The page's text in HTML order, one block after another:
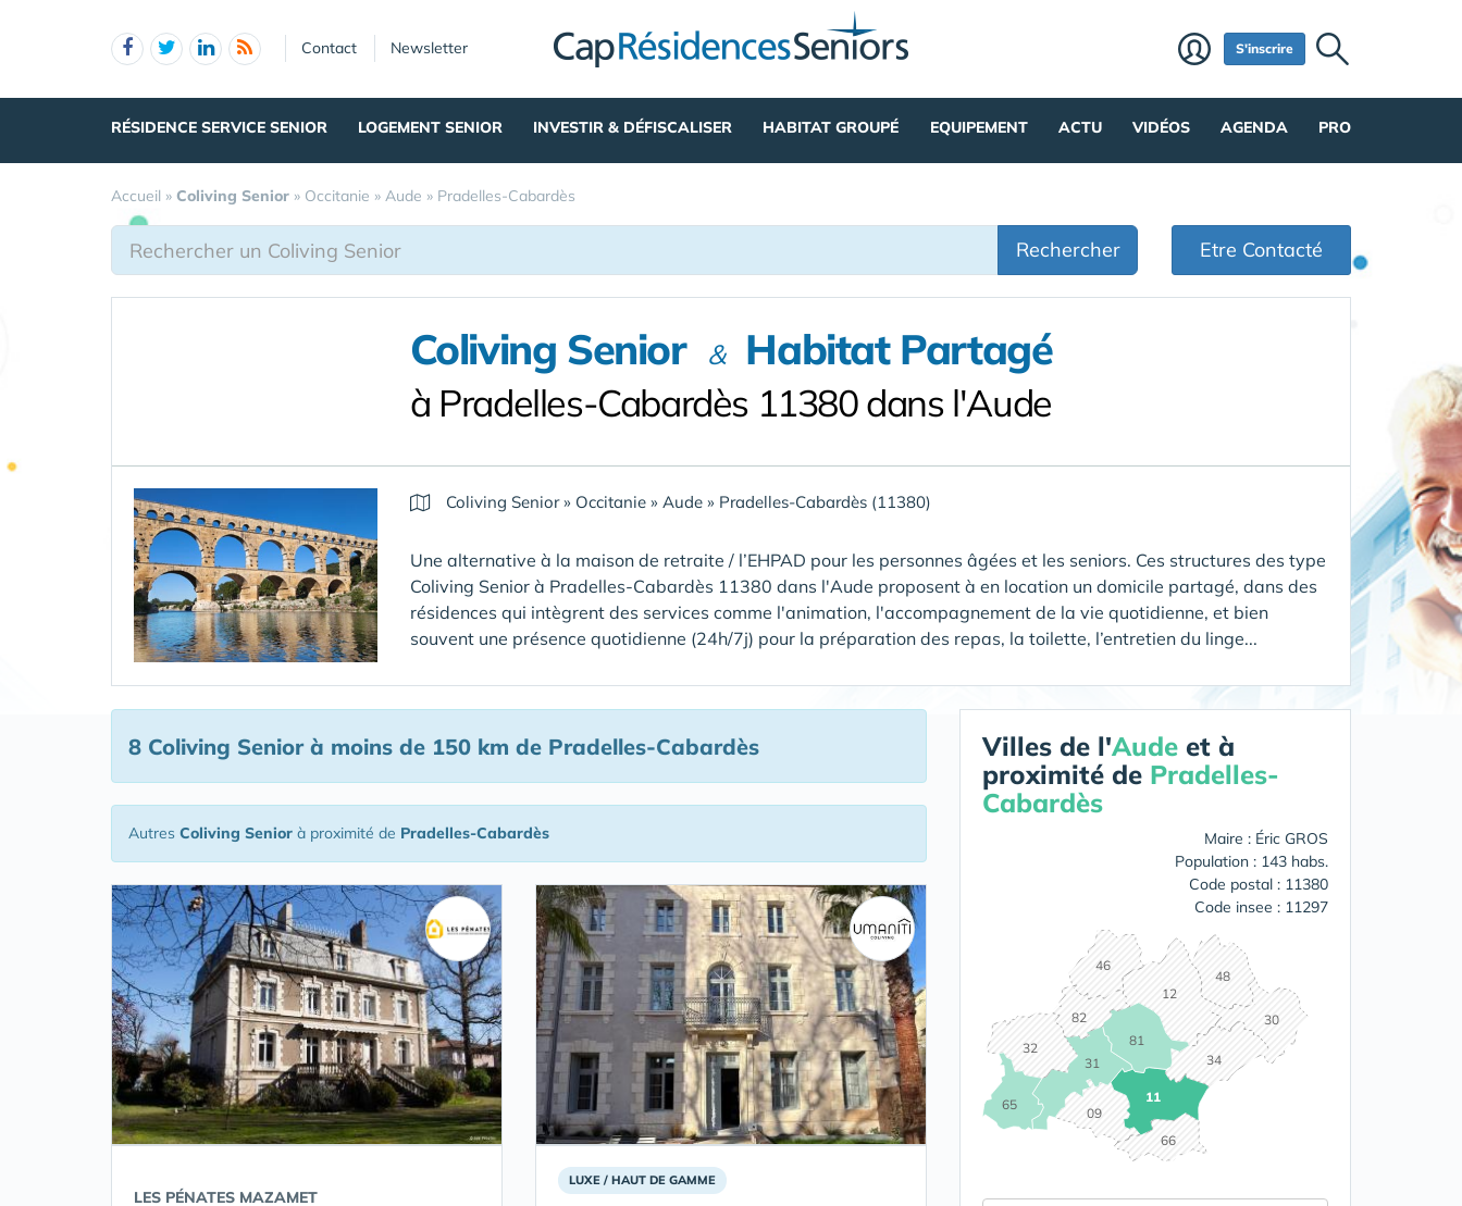
Contact Newsletter S'inscrire
RÉSIDENCE SERVICE SENIOR LOGEMENT SENIOR INVESTIR & DÉFISCALISER HABITAT GROUPÉ EQUIPEMENT ACTU VIDÉOS AGENDA PRO
Accueil » Coliving Senior » Occitanie » Aude » Pradelles-Cabardès
Rechercher Etre Contacté
Coliving Senior & Habitat Partagé
à Pradelles-Cabardès 11380 dans l'Aude
Coliving Senior» Occitanie » Aude » Pradelles-Cabardès (11380)
Une alternative à la maison de retraite / l’EHPAD pour les personnes âgées et les seniors. Ces structures des type
Coliving Senior à Pradelles-Cabardès 11380 dans l'Aude proposent à en location un domicile partagé, dans des
résidences qui intègrent des services comme l'animation, l'accompagnement de la vie quotidienne, et bien
souvent une présence quotidienne (24h/7j) pour la préparation des repas, la toilette, l’entretien du linge...
8 Coliving Seniorà moins de 150 km de Pradelles-Cabardès
Autres Coliving Senior à proximité de Pradelles-Cabardès
LES PÉNATES MAZAMET
LUXE / HAUT DE GAMME
Villes de l'Aude et à
proximité de Pradelles-
Cabardès
Maire : Éric GROS
Population : 143 habs.
Code postal : 11380
Code insee : 11297
09
11
12
30
31
32
34
46
48
65
66
81
82